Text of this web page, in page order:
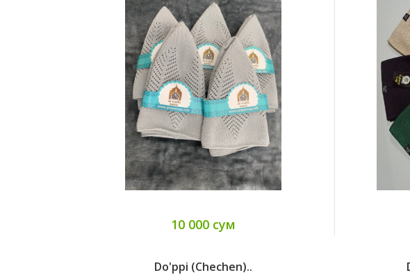
10 000 сум
Do'ppi (chechen)..